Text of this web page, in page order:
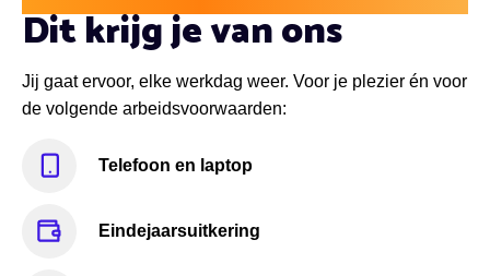
Dit krijg je van ons
Jij gaat ervoor, elke werkdag weer. Voor je plezier én voor
de volgende arbeidsvoorwaarden:
Telefoon en laptop
Eindejaarsuitkering